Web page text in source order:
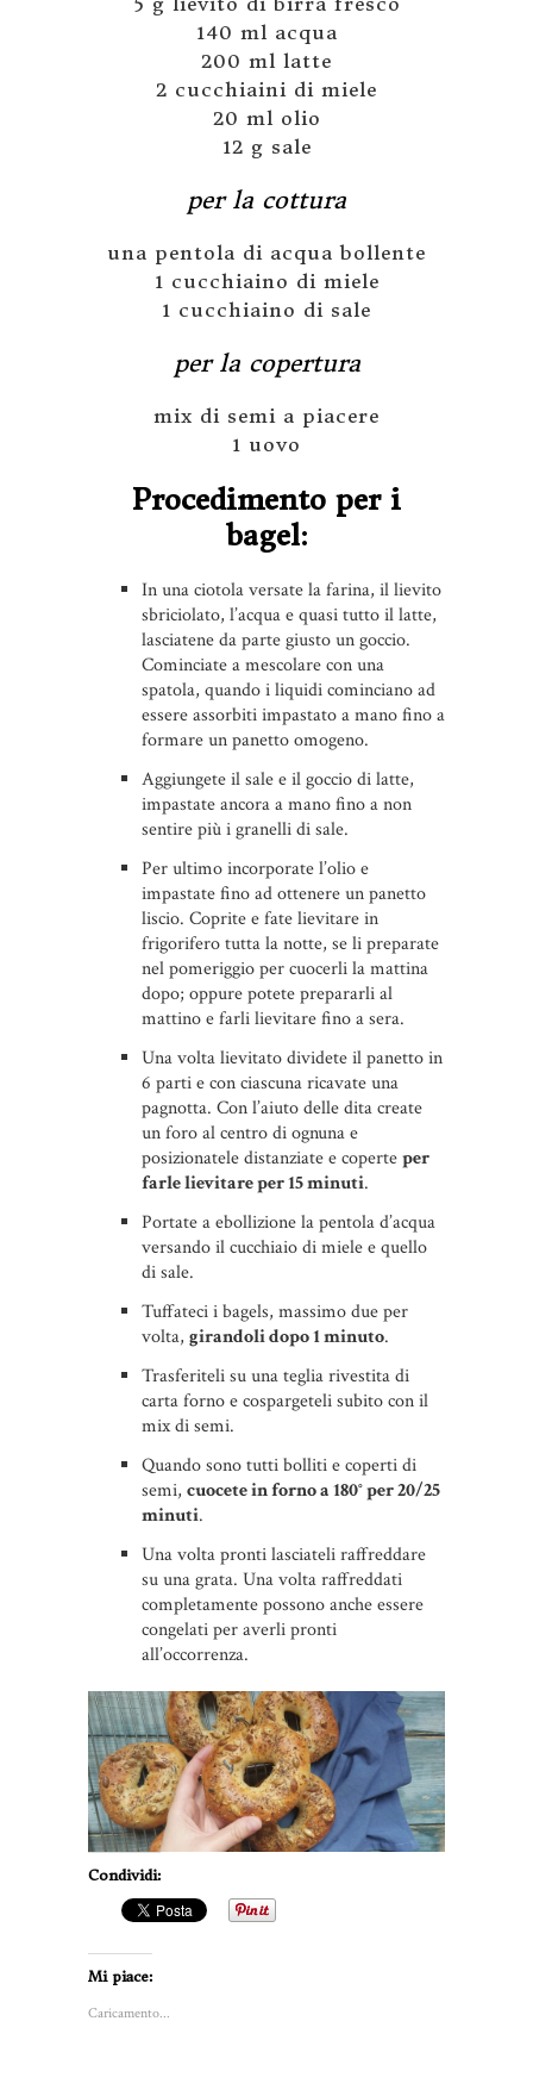
140 ml acqua
200 ml latte
2 cucchiaini di miele
20 ml olio
12 g sale
per la cottura
una pentola di acqua bollente
1 cucchiaino di miele
1 cucchiaino di sale
per la copertura
mix di semi a piacere
1 uovo
Procedimento per i
bagel:
In una ciotola versate la farina, il lievito
sbriciolato, l’acqua e quasi tutto il latte,
lasciatene da parte giusto un goccio.
Cominciate a mescolare con una
spatola, quando i liquidi cominciano ad
essere assorbiti impastato a mano fino a
formare un panetto omogeno.
Aggiungete il sale e il goccio di latte,
impastate ancora a mano fino a non
sentire più i granelli di sale.
Per ultimo incorporate l’olio e
impastate fino ad ottenere un panetto
liscio. Coprite e fate lievitare in
frigorifero tutta la notte, se li preparate
nel pomeriggio per cuocerli la mattina
dopo; oppure potete prepararli al
mattino e farli lievitare fino a sera.
Una volta lievitato dividete il panetto in
6 parti e con ciascuna ricavate una
pagnotta. Con l’aiuto delle dita create
un foro al centro di ognuna e
posizionatele distanziate e coperteper
farle lievitare per 15 minuti.
Portate a ebollizione la pentola d’acqua
versando il cucchiaio di miele e quello
di sale.
Tuffateci i bagels, massimo due per
volta, girandoli dopo 1 minuto.
Trasferiteli su una teglia rivestita di
carta forno e cospargeteli subito con il
mix di semi.
Quando sono tutti bolliti e coperti di
semi, cuocete in forno a 180° per 20/25
minuti.
Una volta pronti lasciateli raffreddare
su una grata. Una volta raffreddati
completamente possono anche essere
congelati per averli pronti
all’occorrenza.
Condividi:
Mi piace:
Caricamento...